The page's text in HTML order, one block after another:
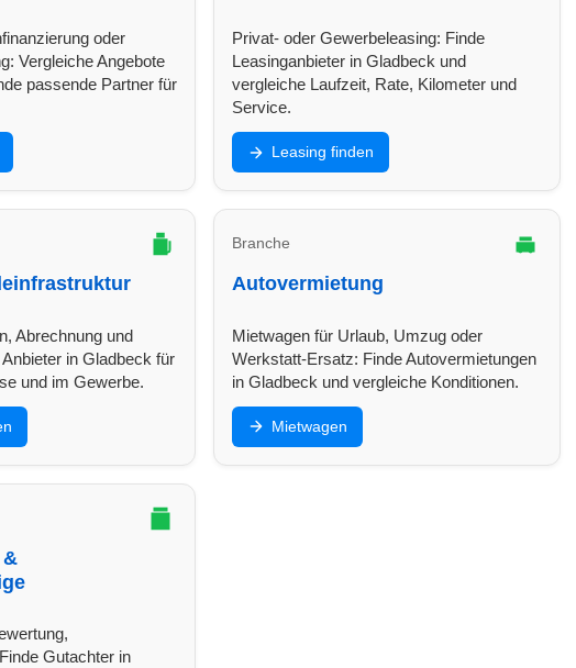
oder
Vergleiche Angebote
passende Partner für
Privat- oder Gewerbeleasing: Finde
Leasinganbieter in Gladbeck und
vergleiche Laufzeit, Rate, Kilometer und
Service.
Leasing finden
Abrechnung und
in Gladbeck für
und im Gewerbe.
Branche
Autovermietung
Mietwagen für Urlaub, Umzug oder
Werkstatt-Ersatz: Finde Autovermietungen
in Gladbeck und vergleiche Konditionen.
Mietwagen
Gutachter in